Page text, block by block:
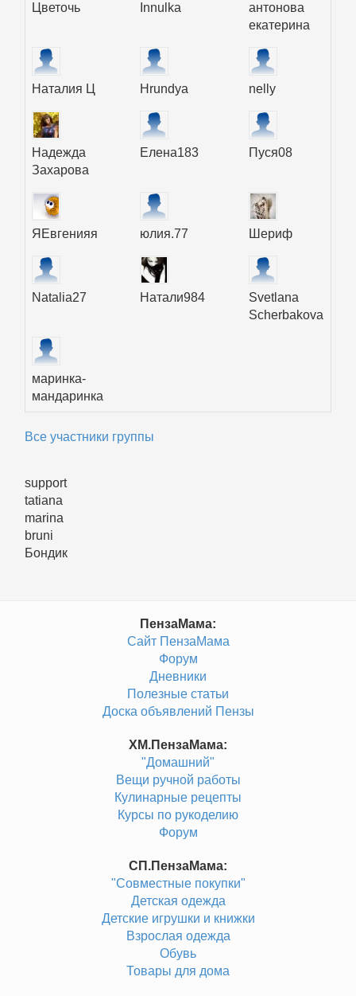
Цветочь Innulka
антонова
екатерина
Наталия Ц Hrundya nelly
Надежда
Захарова
Елена183 Пуся08
ЯЕвгенияя юлия.77 Шериф
Natalia27 Натали984
Svetlana
Scherbakova
маринка-
мандаринка
Все участники группы
support
tatiana
marina
bruni
Бондик
ПензаМама:
Сайт ПензаМама
Форум
Дневники
Полезные статьи
Доска объявлений Пензы
ХМ.ПензаМама:
"Домашний"
Вещи ручной работы
Кулинарные рецепты
Курсы по рукоделию
Форум
СП.ПензаМама:
"Совместные покупки"
Детская одежда
Детские игрушки и книжки
Взрослая одежда
Обувь
Товары для дома